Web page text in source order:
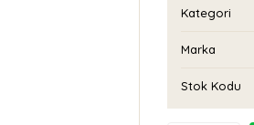
Kategori
Marka
Stok Kodu